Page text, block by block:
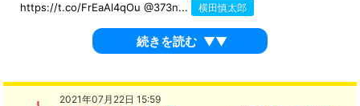
https://t.co/FrEaAl4qOu @373n...
横田慎太郎
続きを読む ▼▼
2021年07月22日 15:59